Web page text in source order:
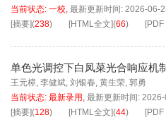
当前状态: 一校, 最新更新时间: 2026-06-
[摘要](238) [HTML全文](66) [PDF
单色光调控下白凤菜光合响应机
王元樟, 李健斌, 刘银春, 黄生荣, 郭勇
当前状态: 最新录用 , 最新更新时间:
[摘要](128) [HTML全文](44) [PDF